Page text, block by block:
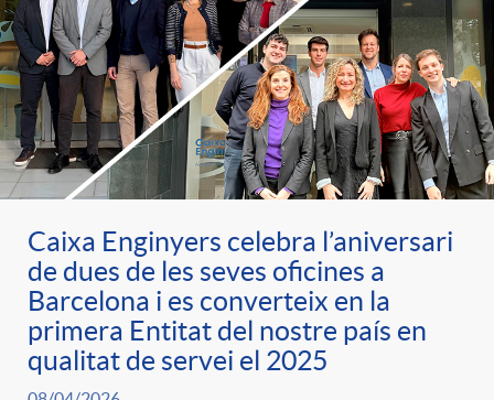
Caixa Enginyers celebra l’aniversari
de dues de les seves oficines a
Barcelona i es converteix en la
primera Entitat del nostre país en
qualitat de servei el 2025